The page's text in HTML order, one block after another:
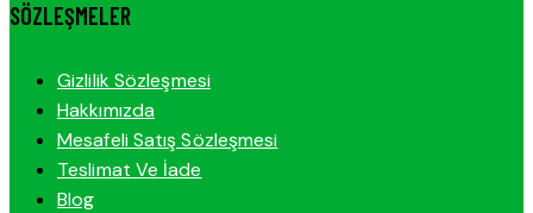
SÖZLEŞMELER
Gizlilik Sözleşmesi
Hakkımızda
Mesafeli Satış Sözleşmesi
Teslimat Ve İade
Blog